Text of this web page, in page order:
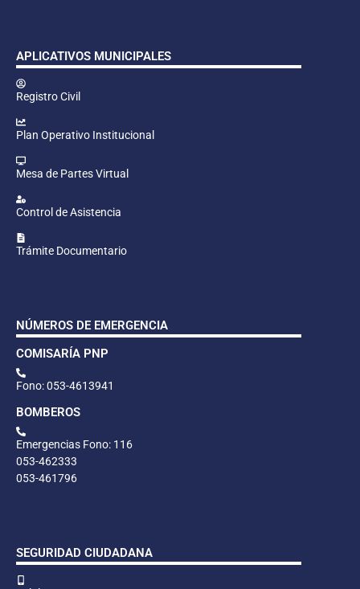
APLICATIVOS MUNICIPALES
Registro Civil
Plan Operativo Institucional
Mesa de Partes Virtual
Control de Asistencia
Trámite Documentario
NÚMEROS DE EMERGENCIA
COMISARÍA PNP
Fono: 053-4613941
BOMBEROS
Emergencias Fono: 116
053-462333
053-461796
SEGURIDAD CIUDADANA